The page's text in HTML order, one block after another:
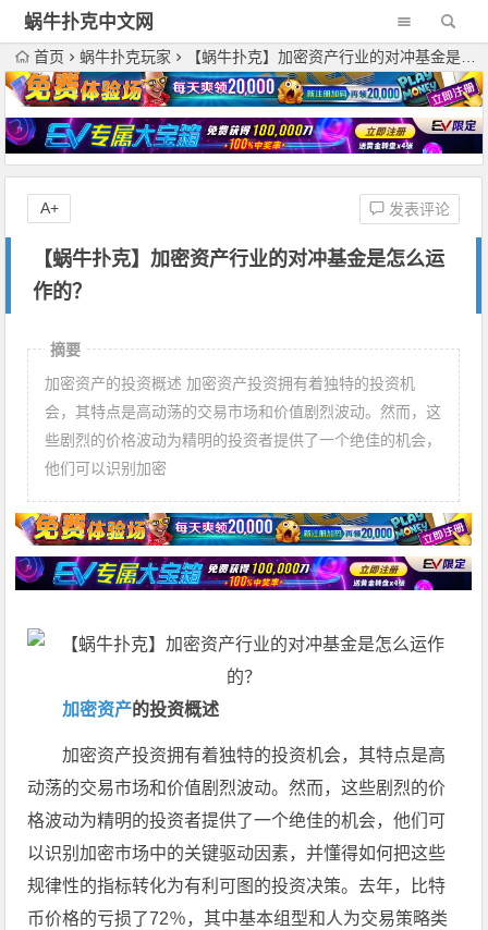
蜗牛扑克中文网
首页 蜗牛扑克玩家 【蜗牛扑克】加密资产行业的对冲基金是怎么运作的？
【蜗牛扑克】加密资产行业的对冲基金是怎么运
作的？
发表评论
A+
摘要
加密资产的投资概述 加密资产投资拥有着独特的投资机
会，其特点是高动荡的交易市场和价值剧烈波动。然而，这
些剧烈的价格波动为精明的投资者提供了一个绝佳的机会，
他们可以识别加密
加密资产的投资概述
加密资产投资拥有着独特的投资机会，其特点是高
动荡的交易市场和价值剧烈波动。然而，这些剧烈的价
格波动为精明的投资者提供了一个绝佳的机会，他们可
以识别加密市场中的关键驱动因素，并懂得如何把这些
规律性的指标转化为有利可图的投资决策。去年，比特
币价格的亏损了72％，其中基本组型和人为交易策略类